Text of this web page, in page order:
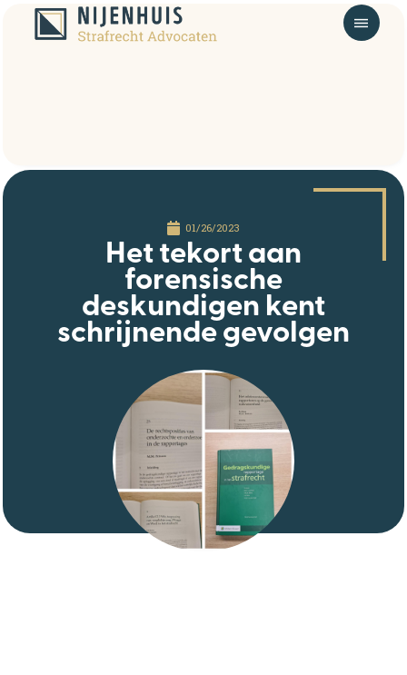
01/26/2023
Het tekort aan
forensische
deskundigen kent
schrijnende gevolgen